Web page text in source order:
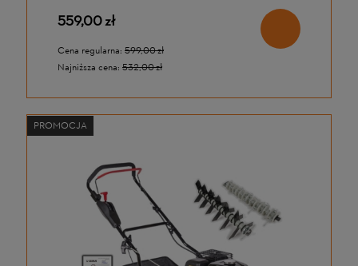
559,00 zł
Cena regularna: 599,00 zł
Najniższa cena: 532,00 zł
PROMOCJA